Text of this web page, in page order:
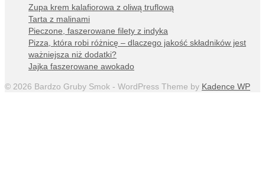
Zupa krem kalafiorowa z oliwą truflową
Tarta z malinami
Pieczone, faszerowane filety z indyka
Pizza, która robi różnicę – dlaczego jakość składników jest
ważniejsza niż dodatki?
Jajka faszerowane awokado
© 2026 Bardzo Gruby Smok - WordPress Theme by Kadence WP